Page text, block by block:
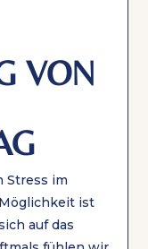
VON
Stress im
ist
auf das